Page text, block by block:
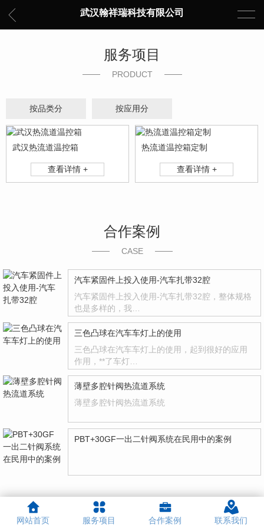
武汉翰祥瑞科技有限公司
服务项目
PRODUCT
按品类分 按应用分
武汉热流道温控箱
查看详情 +
热流道温控箱定制
查看详情 +
合作案例
CASE
汽车紧固件上投入使用-汽车扎带32腔
汽车紧固件上投入使用-汽车扎带32腔，整体规格
也是多样的，我…
三色凸球在汽车车灯上的使用
三色凸球在汽车车灯上的使用，起到很好的应用
作用，**了车灯…
薄壁多腔针阀热流道系统
薄壁多腔针阀热流道系统
PBT+30GF一出二针阀系统在民用中的案例
网站首页 服务项目 合作案例 联系我们